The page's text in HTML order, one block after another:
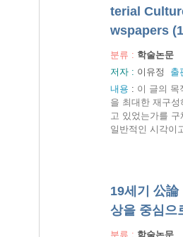
terial
wspapers
분류 : 학술논문
저자 : 이유정
출
내용 : 이 글의 목
을 최대한 재구
고 있었는가를
일반적인 시각이
19세기 公
상을 중심으
분류 : 학술논문